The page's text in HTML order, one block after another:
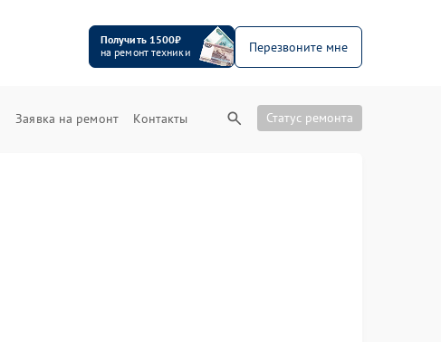
Получить 1500₽
на ремонт техники
Перезвоните мне
Заявка на ремонт Контакты Статус ремонта